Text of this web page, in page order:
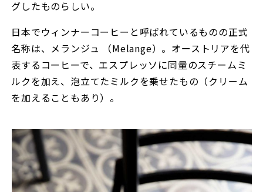
グしたものらしい。
日本でウィンナーコーヒーと呼ばれているものの正式
名称は、メランジュ （Melange）。オーストリアを代
表するコーヒーで、エスプレッソに同量のスチームミ
ルクを加え、泡立てたミルクを乗せたもの（クリーム
を加えることもあり）。